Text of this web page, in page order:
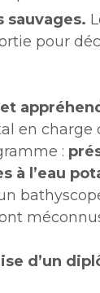
sauvages.
pour
en
:
à l’eau
d’un